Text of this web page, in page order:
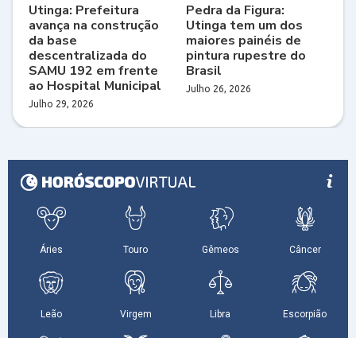
Utinga: Prefeitura
avança na construção
da base
descentralizada do
SAMU 192 em frente
ao Hospital Municipal
Julho 29, 2026
Pedra da Figura:
Utinga tem um dos
maiores painéis de
pintura rupestre do
Brasil
Julho 26, 2026